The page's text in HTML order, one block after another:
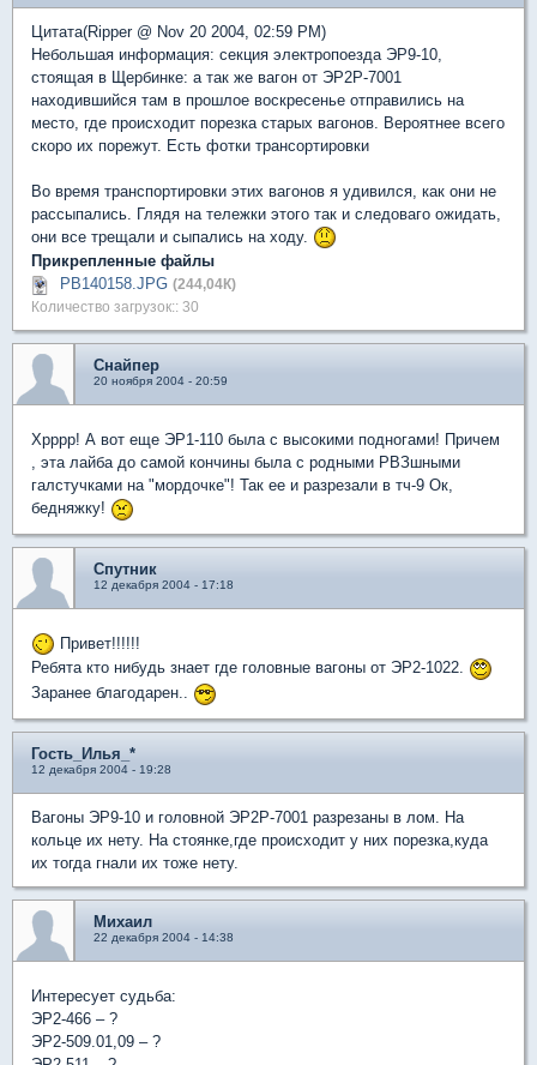
Цитата(Ripper @ Nov 20 2004, 02:59 PM)
Небольшая информация: секция электропоезда ЭР9-10,
стоящая в Щербинке: а так же вагон от ЭР2Р-7001
находившийся там в прошлое воскресенье отправились на
место, где происходит порезка старых вагонов. Вероятнее всего
скоро их порежут. Есть фотки трансортировки
Во время транспортировки этих вагонов я удивился, как они не
рассыпались. Глядя на тележки этого так и следоваго ожидать,
они все трещали и сыпались на ходу.
Прикрепленные файлы
PB140158.JPG (244,04К)
Количество загрузок:: 30
Снайпер
20 ноября 2004 - 20:59
Хрррр! А вот еще ЭР1-110 была с высокими подногами! Причем
, эта лайба до самой кончины была с родными РВЗшными
галстучками на "мордочке"! Так ее и разрезали в тч-9 Ок,
бедняжку!
Спутник
12 декабря 2004 - 17:18
Привет!!!!!!
Ребята кто нибудь знает где головные вагоны от ЭР2-1022.
Заранее благодарен..
Гость_Илья_*
12 декабря 2004 - 19:28
Вагоны ЭР9-10 и головной ЭР2Р-7001 разрезаны в лом. На
кольце их нету. На стоянке,где происходит у них порезка,куда
их тогда гнали их тоже нету.
Михаил
22 декабря 2004 - 14:38
Интересует судьба:
ЭР2-466 – ?
ЭР2-509.01,09 – ?